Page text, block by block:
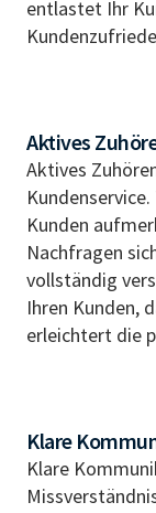
entlastet Ihr
Aktives
Aktives
Kunden
Nachfragen
vollständig
Ihren Kunden,
erleichtert die
Klare
Klare